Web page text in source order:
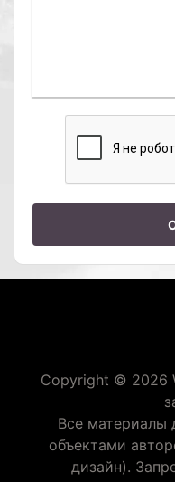
Copyright © 2026
Все материалы
объектами
дизайн).